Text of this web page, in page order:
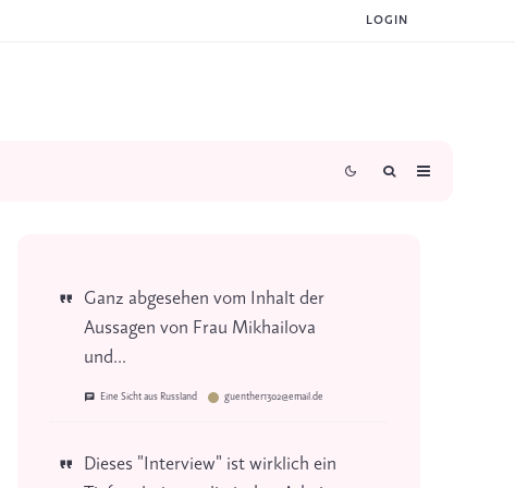
LOGIN
Ganz abgesehen vom Inhalt der
Aussagen von Frau Mikhailova
und...
Eine Sicht aus Russland guenther1302@email.de
Dieses "Interview" ist wirklich ein